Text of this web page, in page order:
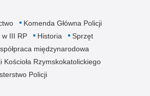
Komenda Główna Policji
w III RP Historia
Sprzęt
międzynarodowa
Kościoła Rzymskokatolickiego
Policji